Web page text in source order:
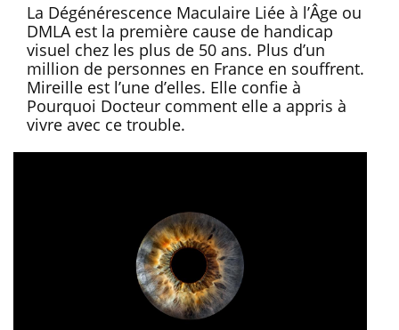
La Dégénérescence Maculaire Liée à l’Âge ou
DMLA est la première cause de handicap
visuel chez les plus de 50 ans. Plus d’un
million de personnes en France en souffrent.
Mireille est l’une d’elles. Elle confie à
Pourquoi Docteur comment elle a appris à
vivre avec ce trouble.